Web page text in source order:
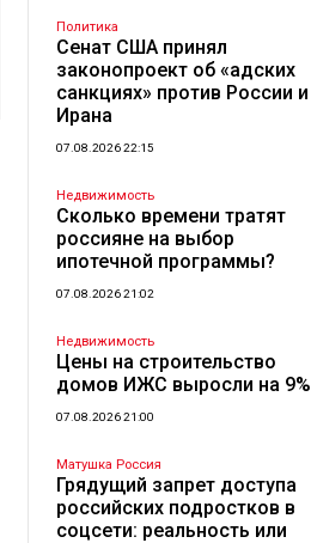
Политика
Сенат США принял
законопроект об «адских
санкциях» против России и
Ирана
07.08.2026 22:15
Недвижимость
Сколько времени тратят
россияне на выбор
ипотечной программы?
07.08.2026 21:02
Недвижимость
Цены на строительство
домов ИЖС выросли на 9%
07.08.2026 21:00
Матушка Россия
Грядущий запрет доступа
российских подростков в
соцсети: реальность или